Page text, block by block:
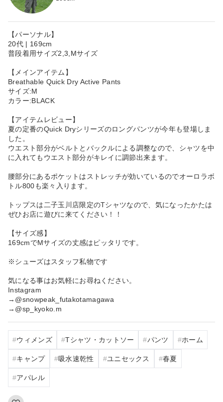
【パーソナル】
20代 | 169cm
普段着用サイズ2,3,Mサイズ
【メインアイテム】
Breathable Quick Dry Active Pants
サイズ:M
カラー:BLACK
【アイテムレビュー】
夏の定番のQuick Dryシリーズのロングパンツが今年も登場しま
した。
ウエスト部分がベルトとバックルによる調整なので、シャツを中
に入れてもウエスト部分がキレイに調節出来ます。
腰部分にあるポケットはストレッチが効いているのでオーロラボ
トル800も楽々入ります。
トップスは二子玉川店限定のTシャツなので、気になったかたは
ぜひお店に遊びに来てください！！
【サイズ感】
169cmでMサイズの丈感はピッタリです。
※シューズはスタッフ私物です
気になる事はお気軽にお尋ねください。
Instagram
→@snowpeak_futakotamagawa
→@sp_kyoko.m
ウィメンズ Tシャツ・カットソー パンツ ホーム
キャンプ 吸水速乾性 ユニセックス 春夏
アパレル